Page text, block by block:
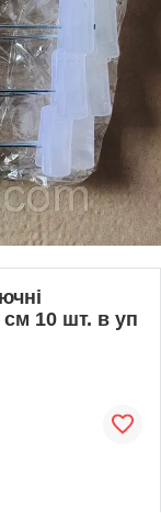
см 10 шт. в уп